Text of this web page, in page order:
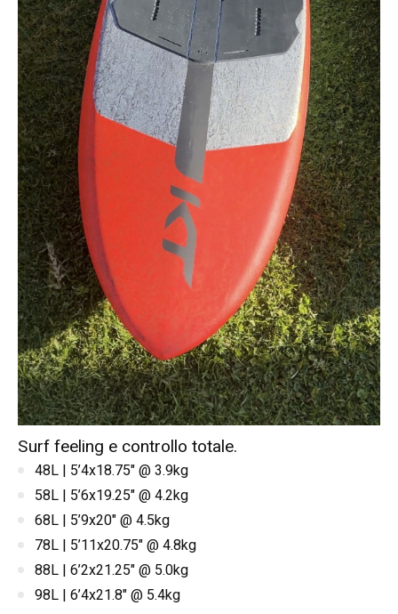
Surf feeling e controllo totale.
48L | 5’4x18.75" @ 3.9kg
58L | 5’6x19.25" @ 4.2kg
68L | 5’9x20" @ 4.5kg
78L | 5’11x20.75" @ 4.8kg
88L | 6’2x21.25" @ 5.0kg
98L | 6’4x21.8" @ 5.4kg